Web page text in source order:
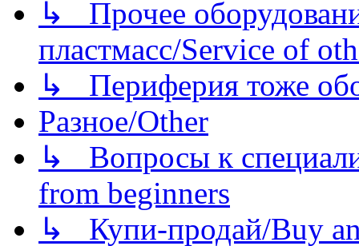
↳ Прочее
пластмасс/Service of
↳ Периферия тоже
Разное/Other
↳ Вопросы к
from beginners
↳ Купи-продай/Buy